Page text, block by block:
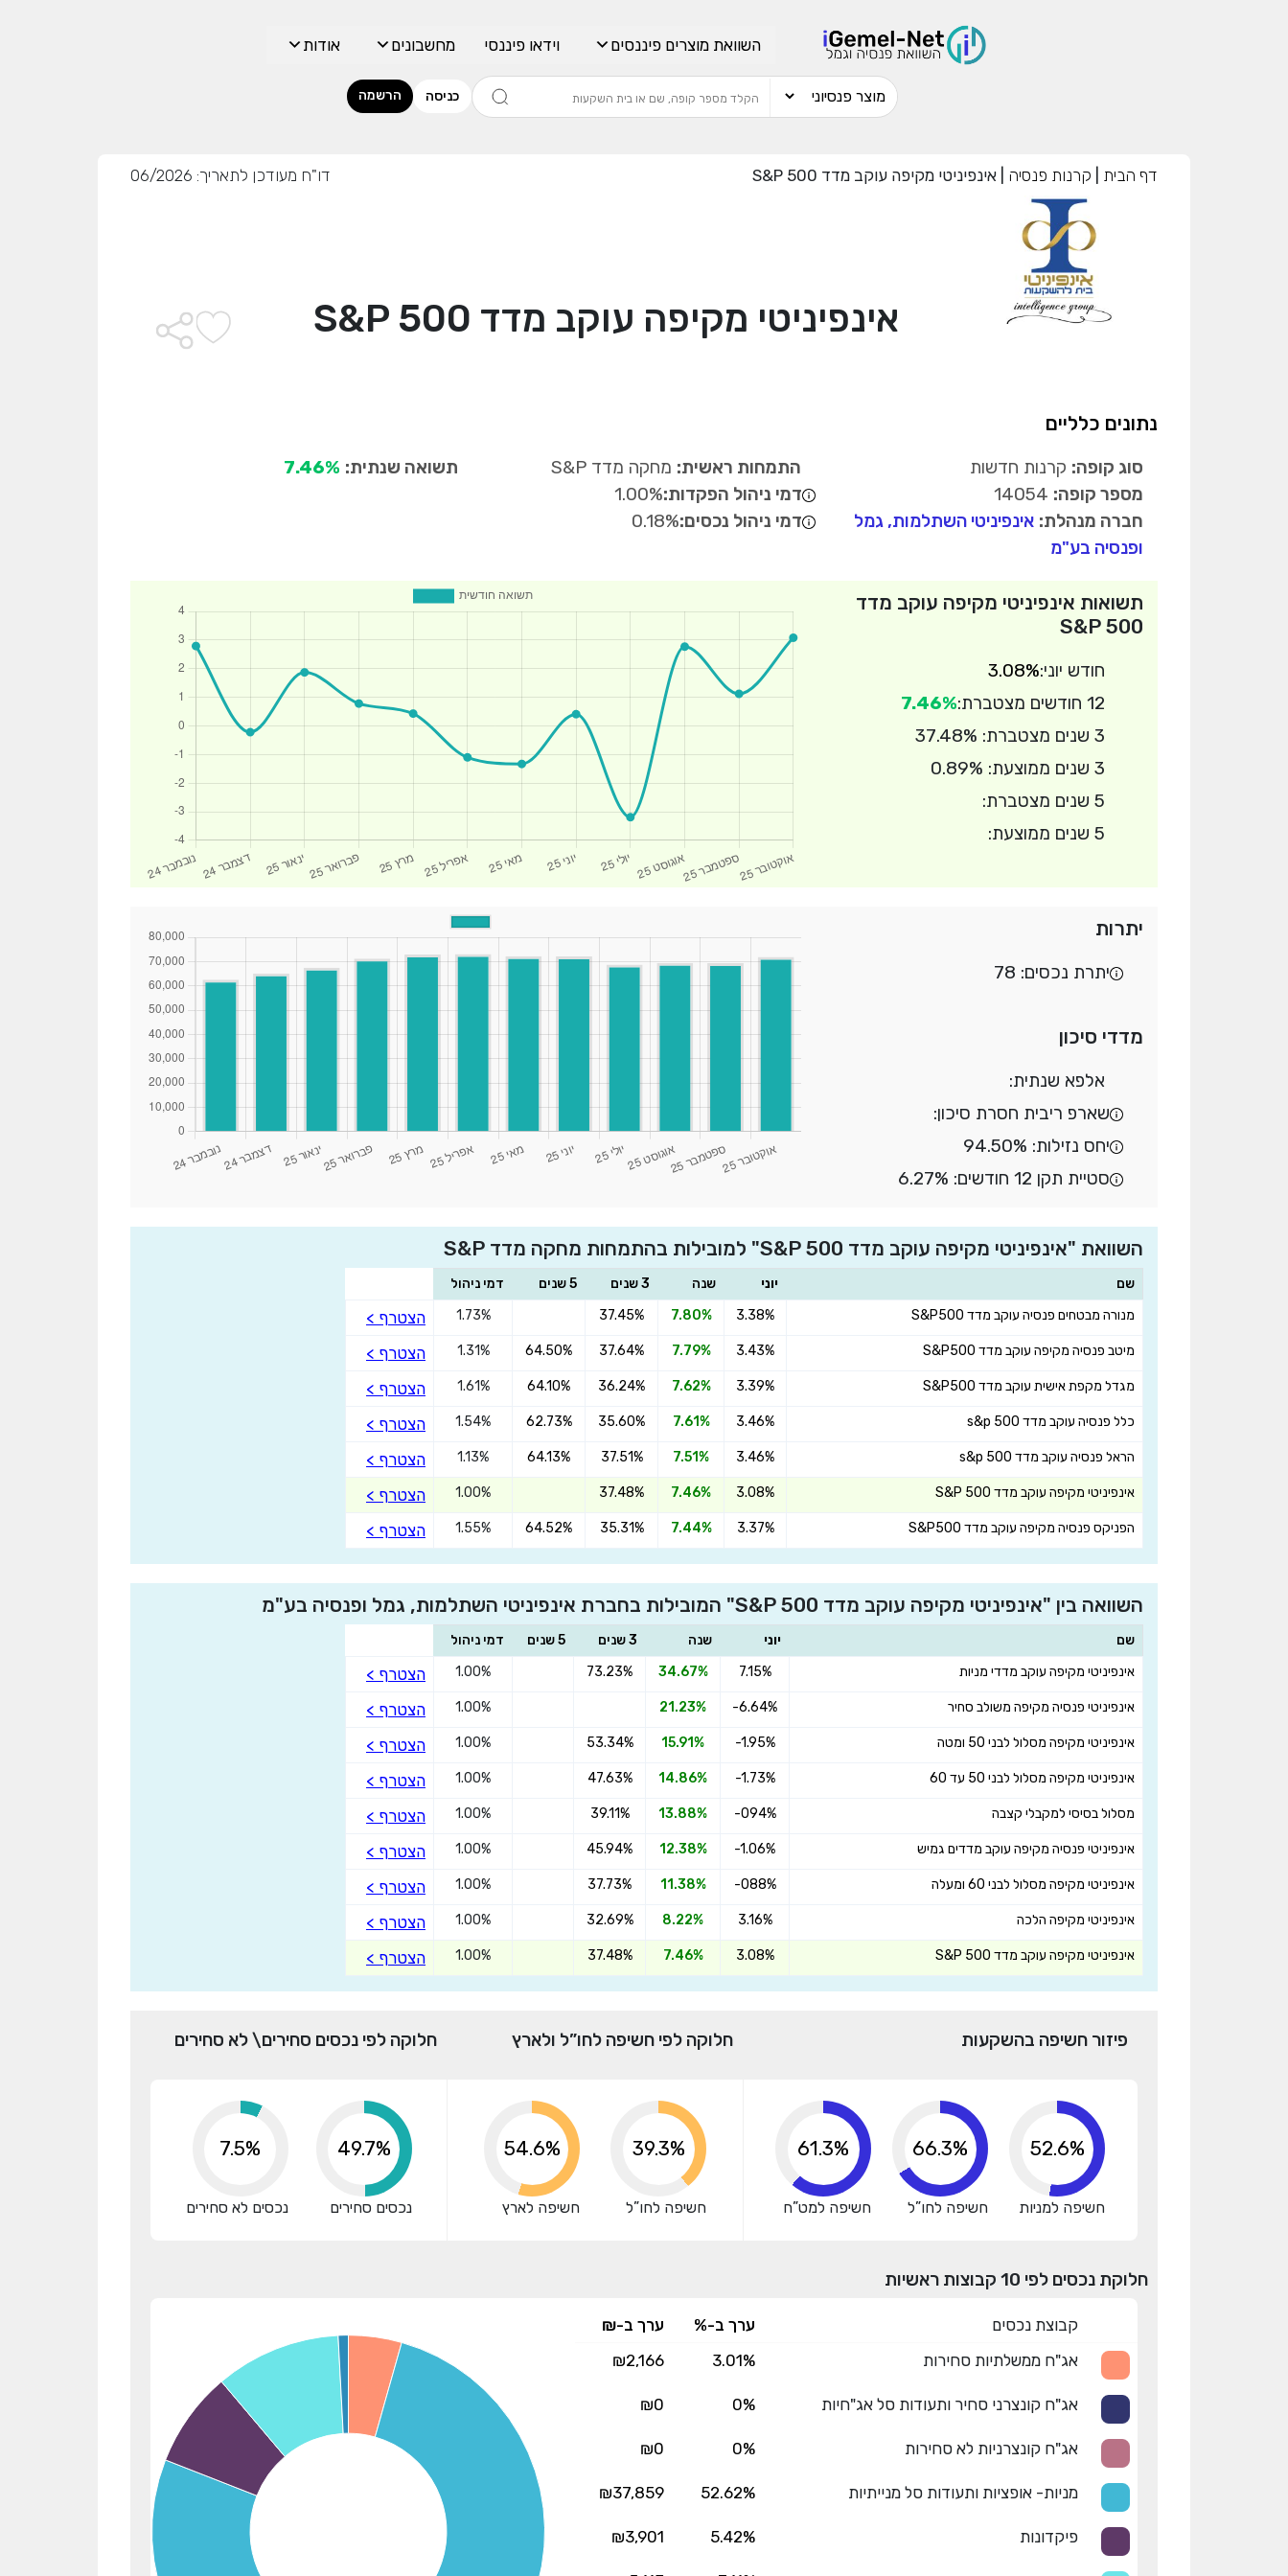
השוואת מוצרים פיננסים וידאו פיננסי מחשבונים אודות
כניסה הרשמה
דף הבית קרנות פנסיה אינפיניטי מקיפה עוקב מדד S&P 500 דו"ח מעודכן לתאריך: 06/2026
אינפיניטי מקיפה עוקב מדד S&P 500
נתונים כלליים
סוג קופה: קרנות חדשות
מספר קופה:
חברה מנהלת: אינפיניטי השתלמות, גמל
ופנסיה בע"מ
התמחות ראשית: מחקה מדד S&P
דמי ניהול הפקדות:1.00%
דמי ניהול נכסים:0.18%
תשואה שנתית: 7.46%
תשואות אינפיניטי מקיפה עוקב מדד
S&P 500
חודש יוני:3.08%
12 חודשים מצטברת:
7.46%
3 שנים מצטברת: 37.48%
3 שנים ממוצעת: 0.89%
5 שנים מצטברת:
5 שנים ממוצעת:
יתרות
יתרת נכסים: 78
מדדי סיכון
אלפא שנתית:
שארפ ריבית חסרת סיכון:
יחס נזילות: 94.50%
סטיית תקן 12 חודשים: 6.27%
השוואת "אינפיניטי מקיפה עוקב מדד S&P 500" למובילות בהתמחות מחקה מדד S&P
שם יוני שנה 3 שנים 5 שנים
דמי ניהול
מנורה מבטחים פנסיה עוקב מדד S&P500
3.38%
7.80%
37.45%
1.73% הצטרף >
מיטב פנסיה מקיפה עוקב מדד S&P500 3.43%
7.79%
37.64%
64.50%
1.31% הצטרף >
מגדל מקפת אישית עוקב מדד S&P500 3.39%
7.62%
36.24%
64.10%
1.61% הצטרף >
כלל פנסיה עוקב מדד s&p 500 3.46%
7.61%
35.60%
62.73%
1.54% הצטרף >
הראל פנסיה עוקב מדד s&p 500 3.46%
7.51%
37.51%
64.13%
1.13% הצטרף >
אינפיניטי מקיפה עוקב מדד S&P 500 3.08%
7.46%
37.48%
1.00% הצטרף >
הפניקס פנסיה מקיפה עוקב מדד S&P500 3.37%
7.44%
35.31%
64.52%
1.55% הצטרף >
השוואה בין "אינפיניטי מקיפה עוקב מדד S&P 500" המובילות בחברת אינפיניטי השתלמות, גמל ופנסיה בע"מ
שם יוני שנה 3 שנים 5 שנים
דמי ניהול
אינפיניטי מקיפה עוקב מדדי מניות
7.15%
34.67%
73.23%
1.00% הצטרף >
אינפיניטי פנסיה מקיפה משולב סחיר -6.64%
21.23%
1.00% הצטרף >
אינפיניטי מקיפה מסלול לבני 50 ומטה -1.95%
15.91%
53.34%
1.00% הצטרף >
אינפיניטי מקיפה מסלול לבני 50 עד 60 -1.73%
14.86%
47.63%
1.00% הצטרף >
מסלול בסיסי למקבלי קצבה -094%
13.88%
39.11%
1.00% הצטרף >
אינפיניטי פנסיה מקיפה עוקב מדדים גמיש -1.06%
12.38%
45.94%
1.00% הצטרף >
אינפיניטי מקיפה מסלול לבני 60 ומעלה -088%
11.38%
37.73%
1.00% הצטרף >
אינפיניטי מקיפה הלכה 3.16%
8.22%
32.69%
1.00% הצטרף >
אינפיניטי מקיפה עוקב מדד S&P 500 3.08%
7.46%
37.48%
1.00% הצטרף >
פיזור חשיפה בהשקעות
52.6%
חשיפה למניות
76.1%
חשיפה לחו”ל
67.5%
חשיפה למט”ח
חלוקה לפי חשיפה לחו”ל ולארץ
39.3%
חשיפה לחו”ל
60.6%
חשיפה לארץ
חלוקה לפי נכסים סחירים\ לא סחירים
65.2%
נכסים סחירים
7.5%
נכסים לא סחירים
חלוקת נכסים לפי 10 קבוצות ראשיות
קבוצת נכסים ערך ב-%
ערך ב-₪
אג"ח ממשלתיות סחירות
3.01%
₪2,166
אג"ח קונצרני סחיר ותעודות סל אג"חיות 0%
₪0
אג"ח קונצרניות לא סחירות 0%
₪0
מניות- אופציות ותעודות סל מנייתיות 52.62%
₪37,859
פיקדונות 5.42%
₪3,901
×
שדרגו למסלול המוביל בתשואה בליווי
אני מאשר שקראתי ומסכים לתנאי השימוש והפרטיות
הפרטים שמסרתי ישמשו לקבלת פניות, הצעות שיווקיות מאיתנו או
מצדדים שלישיים.